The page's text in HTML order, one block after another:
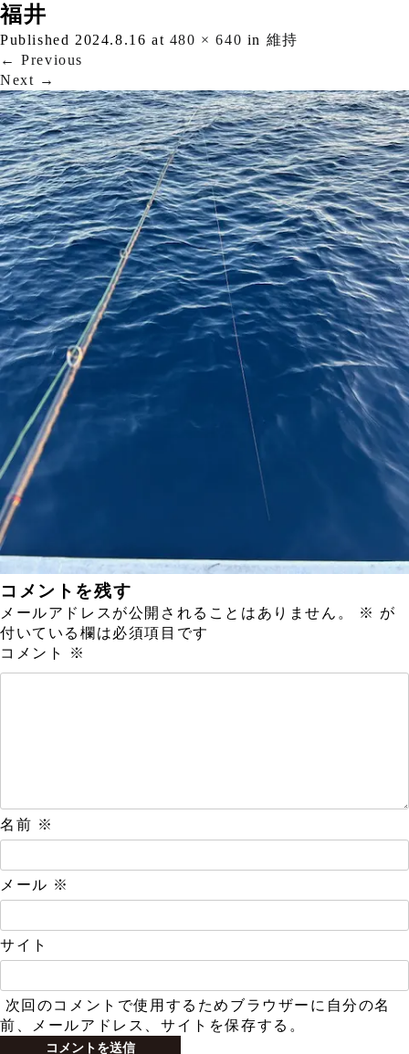
福井
Published 2024.8.16 at 480 × 640 in 維持
← Previous
Next →
コメントを残す
メールアドレスが公開されることはありません。 ※ が
付いている欄は必須項目です
コメント
※
名前 ※
メール ※
サイト
次回のコメントで使用するためブラウザーに自分の名
前、メールアドレス、サイトを保存する。